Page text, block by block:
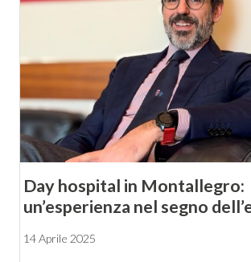
Day hospital in Montallegro:
un’esperienza nel segno
14 Aprile 2025